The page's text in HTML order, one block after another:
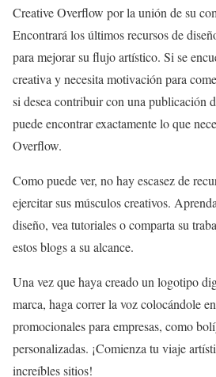
Creative Overflow por la unión de su
Encontrará los últimos recursos de
para mejorar su flujo artístico. Si se
creativa y necesita motivación para
si desea contribuir con una publicación
puede encontrar exactamente lo que
Overflow.
Como puede ver, no hay escasez de
ejercitar sus músculos creativos.
diseño, vea tutoriales o comparta su
estos blogs a su alcance.
Una vez que haya creado un logotipo
marca, haga correr la voz colocándole
promocionales para empresas, como
personalizadas. ¡Comienza tu viaje
increíbles sitios!